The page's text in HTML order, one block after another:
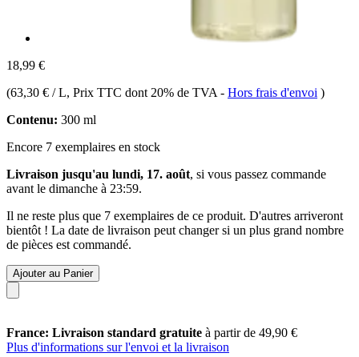
18,99 €
(63,30 € / L, Prix TTC dont 20% de TVA - Hors frais d'envoi )
Contenu: 300 ml
Encore 7 exemplaires en stock
Livraison jusqu'au lundi, 17. août, si vous passez commande
avant le dimanche à 23:59.
Il ne reste plus que 7 exemplaires de ce produit. D'autres arriveront
bientôt ! La date de livraison peut changer si un plus grand nombre
de pièces est commandé.
Ajouter au Panier
France: Livraison standard gratuite à partir de 49,90 €
Plus d'informations sur l'envoi et la livraison